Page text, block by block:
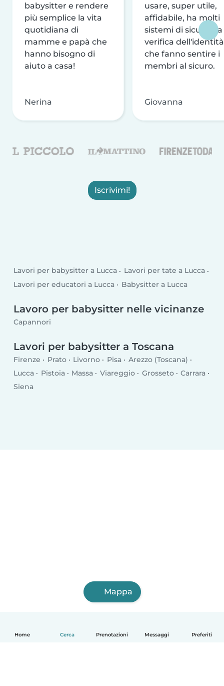
Home Cerca Prenotazioni Messaggi Preferiti
babysitter e rendere
più semplice la vita
quotidiana di
mamme e papà che
hanno bisogno di
aiuto a casa!
Nerina
usare, super utile,
affidabile, ha molti
sistemi di sicurezza
verifica dell'identità
che fanno sentire i
membri al sicuro.
Giovanna
Iscrivimi!
Lavori per babysitter a Lucca
Lavori per tate a Lucca
Lavori per educatori a Lucca
Babysitter a Lucca
Lavoro per babysitter nelle vicinanze
Capannori
Lavori per babysitter a Toscana
Firenze Prato Livorno Pisa
Arezzo (Toscana)
Lucca
Pistoia Massa Viareggio Grosseto
Carrara
Siena
Mappa